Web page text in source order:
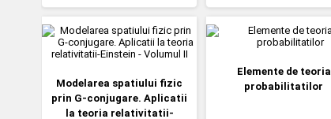
Modelarea spatiului fizic
prin G-conjugare. Aplicatii
la teoria relativitatii-
Elemente de teoria
probabilitatilor